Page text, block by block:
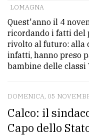
LOMAGNA
Quest'anno il 4
ricordando i fatti del
rivolto al futuro: alla
infatti, hanno preso
bambine delle classi
DOMENICA, 05
Calco: il
Capo dello